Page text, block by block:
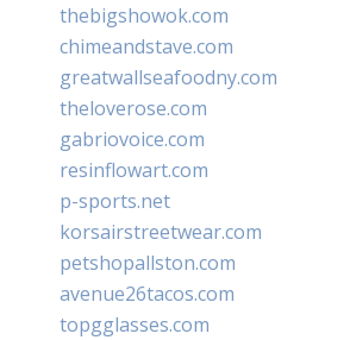
thebigshowok.com
chimeandstave.com
greatwallseafoodny.com
theloverose.com
gabriovoice.com
resinflowart.com
p-sports.net
korsairstreetwear.com
petshopallston.com
avenue26tacos.com
topgglasses.com